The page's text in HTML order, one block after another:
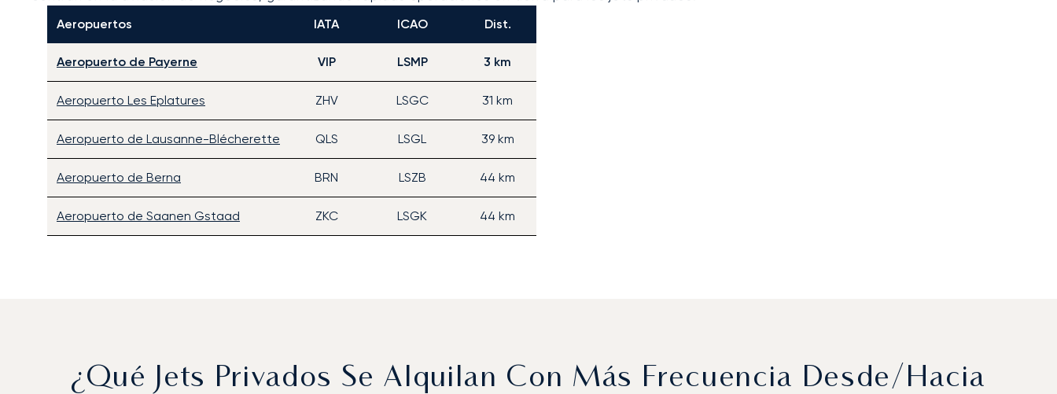
Aeropuertos
IATA ICAO Dist.
Aeropuerto de Payerne VIP LSMP 3 km
Aeropuerto Les Eplatures ZHV LSGC 31 km
Aeropuerto de Lausanne-Blécherette QLS LSGL 39 km
Aeropuerto de Berna BRN LSZB 44 km
Aeropuerto de Saanen Gstaad ZKC LSGK 44 km
¿Qué Jets Privados Se Alquilan Con Más Frecuencia Desde/hacia